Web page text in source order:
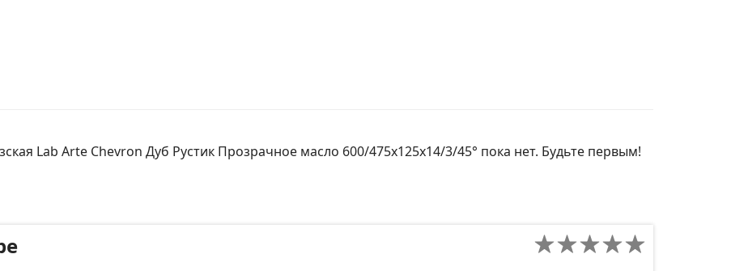
Lab Arte Chevron Дуб Рустик Прозрачное масло 600/475х125х14/3/45° пока нет. Будьте первым!